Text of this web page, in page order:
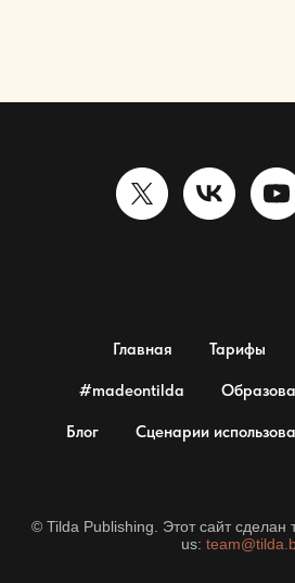
Главная Тарифы
#madeontilda
Блог Сценарии
© Tilda Publishing. Этот сайт сделан
us: